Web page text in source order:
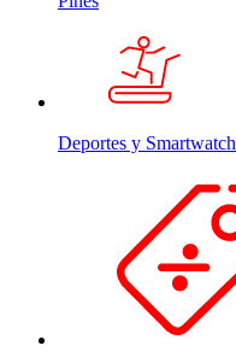
Deportes y Smartwatch